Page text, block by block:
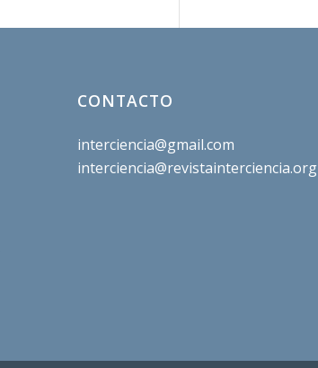
CONTACTO
interciencia@gmail.com
interciencia@revistainterciencia.org